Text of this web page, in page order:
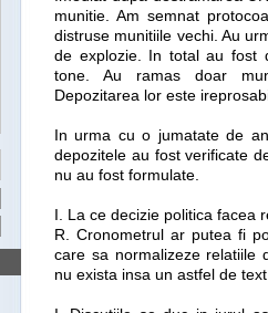
munitie. Am semnat
distruse munitiile vechi. Au
de explozie. In total au fost
tone. Au ramas doar
Depozitarea lor este
In urma cu o jumatate de
depozitele au fost verificate
nu au fost formulate.
I. La ce decizie politica facea
R. Cronometrul ar putea fi
care sa normalizeze relatiile
nu exista insa un astfel de